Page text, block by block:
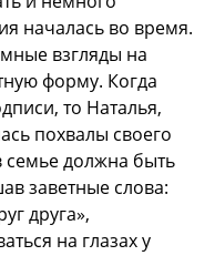
началась во время.
взгляды на
форму. Когда
то Наталья,
похвалы своего
семье должна быть
заветные слова:
друга»,
на глазах у